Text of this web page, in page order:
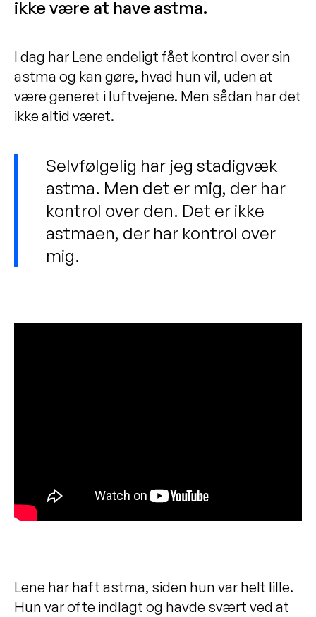
astma?
er forbundet
Undersøgelser for astma
Behandling af astma
Fortsæt med din astma-medicin, selv
om du har det godt
Astma og dysfunktionel vejrtrækning
ikke være at have astma.
I dag har Lene endeligt fået kontrol over sin
astma og kan gøre, hvad hun vil, uden at
være generet i luftvejene. Men sådan har det
ikke altid været.
Selvfølgelig har jeg stadigvæk
astma. Men det er mig, der har
kontrol over den. Det er ikke
astmaen, der har kontrol over
mig.
Lene har haft astma, siden hun var helt lille.
Hun var ofte indlagt og havde svært ved at